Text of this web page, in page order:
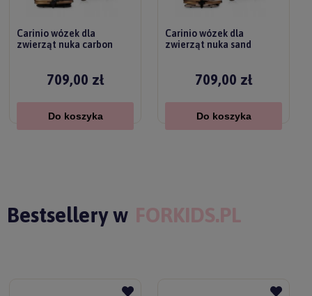
Carinio wózek dla
zwierząt nuka carbon
709,00 zł
Do koszyka
Carinio wózek dla
zwierząt nuka sand
709,00 zł
Do koszyka
Bestsellery w FORKIDS.PL